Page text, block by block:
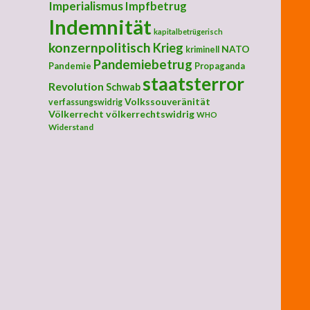
letzter Appell“
Imperialismus Impfbetrug
Indemnität kapitalbetrügerisch
konzernpolitisch Krieg kriminell
NATO
Pandemie Pandemiebetrug Propaganda
Revolution Schwabstaatsterror
verfassungswidrig Volkssouveränität
Völkerrecht völkerrechtswidrig WHO
Widerstand